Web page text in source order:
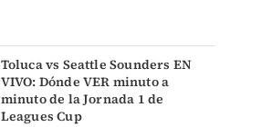
Toluca vs Seattle Sounders EN
VIVO: Dónde VER minuto a
minuto de la Jornada 1 de
Leagues Cup